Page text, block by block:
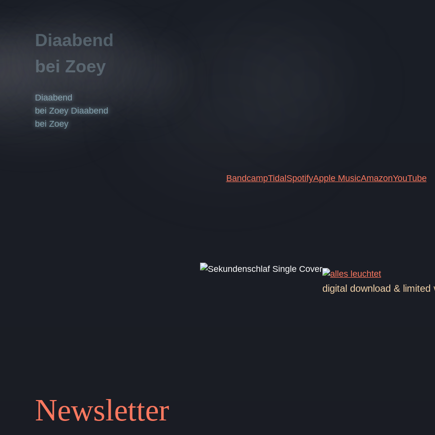
Diaabend
bei Zoey
Diaabend
bei Zoey Diaabend
bei Zoey
BandcampTidal SpotifyApple MusicAmazonYouTube
digital download & limited
Newsletter